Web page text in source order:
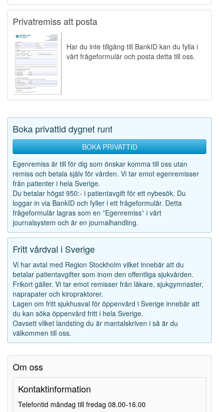
Privatremiss att posta
Har du inte tillgång till BankID kan du fylla i
vårt frågeformulär och posta detta till oss.
Boka privattid dygnet runt
BOKA PRIVATTID
Egenremiss är till för dig som önskar komma till oss utan
remiss och betala själv för vården. Vi tar emot egenremisser
från patienter i hela Sverige.
Du betalar högst 950:- i patientavgift för ett nybesök. Du
loggar in via BankID och fyller i ett frågeformulär. Detta
frågeformulär lagras som en ”Egenremiss” i vårt
journalsystem och är en journalhandling.
Fritt vårdval i Sverige
Vi har avtal med Region Stockholm vilket innebär att du
betalar patientavgifter som inom den offentliga sjukvården.
Frikort gäller. Vi tar emot remisser från läkare, sjukgymnaster,
naprapater och kiropraktorer.
Lagen om fritt sjukhusval för öppenvård i Sverige innebär att
du kan söka öppenvård fritt i hela Sverige.
Oavsett vilket landsting du är mantalskriven i så är du
välkommen till oss.
Om oss
Kontaktinformation
Telefontid måndag till fredag 08.00-16.00